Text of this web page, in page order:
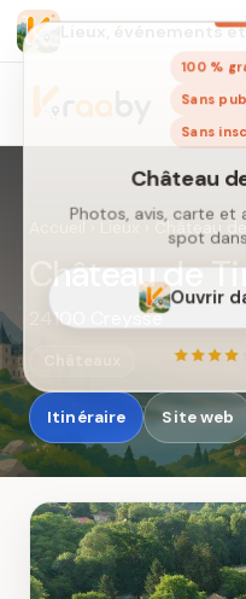
Lieux, événements
Château
Photos, avis, carte et
Ouvrir
Accueil› Lieux›Château
Château de
24100 Creysse
Itinéraire Site web